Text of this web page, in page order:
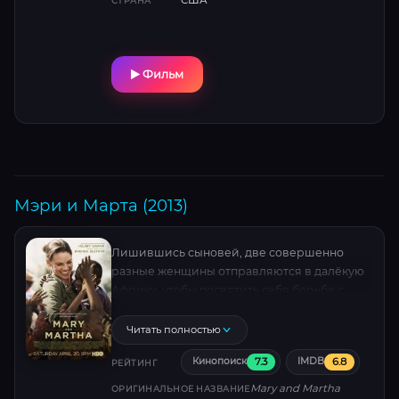
Фильм
Мэри и Марта (2013)
Лишившись сыновей, две совершенно
разные женщины отправляются в далёкую
Африку, чтобы посвятить себя борьбе с
судьбы…
Читать полностью
РЕЙТИНГ Кинопоиск 7.3 IMDB 6.8
ОРИГИНАЛЬНОЕ НАЗВАНИЕMary and Martha